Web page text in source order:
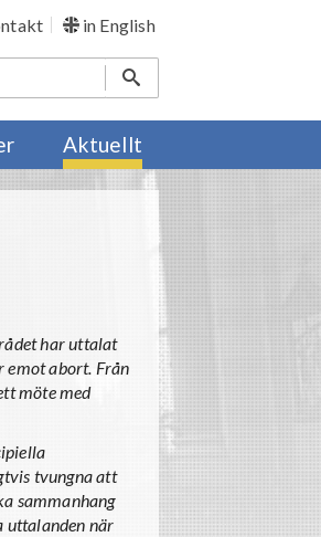
in English
Aktuellt
har uttalat
emot abort. Från
möte med
tvungna att
sammanhang
uttalanden när